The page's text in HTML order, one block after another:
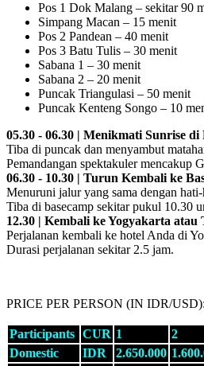
Pos 1 Dok Malang – sekitar 90
Simpang Macan – 15 menit
Pos 2 Pandean – 40 menit
Pos 3 Batu Tulis – 30 menit
Sabana 1 – 30 menit
Sabana 2 – 20 menit
Puncak Triangulasi – 50 menit
Puncak Kenteng Songo – 10
05.30 - 06.30 | Menikmati Sunrise di
Tiba di puncak dan menyambut
Pemandangan spektakuler mencakup
06.30 - 10.30 | Turun Kembali ke
Menuruni jalur yang sama dengan
Tiba di basecamp sekitar pukul 10.30
12.30 | Kembali ke Yogyakarta
Perjalanan kembali ke hotel Anda di
Durasi perjalanan sekitar 2.5 jam.
PRICE PER PERSON (IN IDR/USD):
Participants CUR 1 2
Domestic
IDR 2.650.000